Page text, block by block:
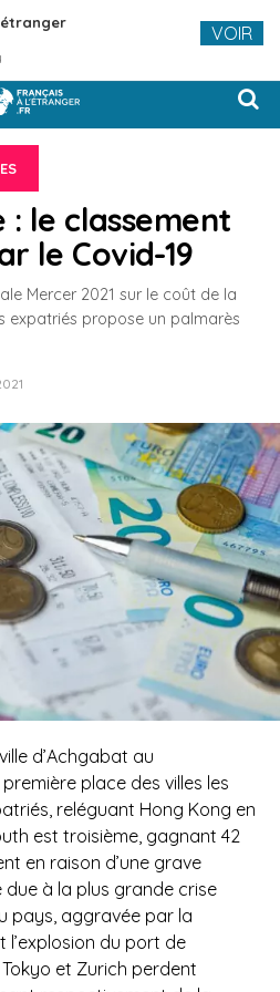
: le classement
le Covid-19
Mercer 2021 sur le coût de la
expatriés propose un palmarès
d’Achgabat au
place des villes les
reléguant Hong Kong en
est troisième, gagnant 42
en raison d’une grave
à la plus grande crise
pays, aggravée par la
l’explosion du port de
et Zurich perdent
VOIR